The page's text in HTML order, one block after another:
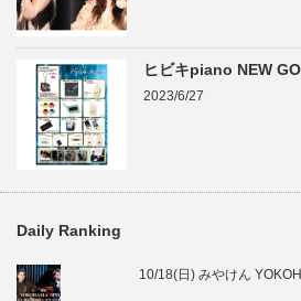
ヒビキpiano NEW
2023/6/27
Daily Ranking
10/18(日) みやけん